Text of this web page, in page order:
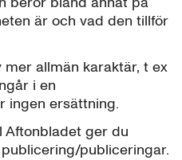
är och vad den tillför
allmän karaktär, t ex
i en
ingen ersättning.
Aftonbladet ger du
publiceringar.